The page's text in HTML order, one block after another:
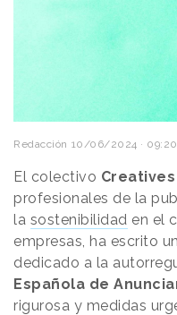
Redacción 10/06/2024 · 09:20
El colectivo
profesionales de la
la sostenibilidad en el
empresas, ha escrito
dedicado a la
Española de
rigurosa y medidas